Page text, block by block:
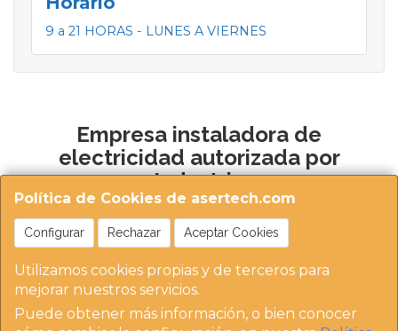
Política de Cookies de asertech.com
Configurar Rechazar Aceptar Cookies
Utilizamos cookies propias y de terceros para
mejorar nuestros servicios.
Puede obtener más información, o bien conocer
9 a 21 HORAS - LUNES A VIERNES
Empresa instaladora de
electricidad autorizada por
Industria
https://instaladoresdemadrid.com/at_biz_dir/asertec